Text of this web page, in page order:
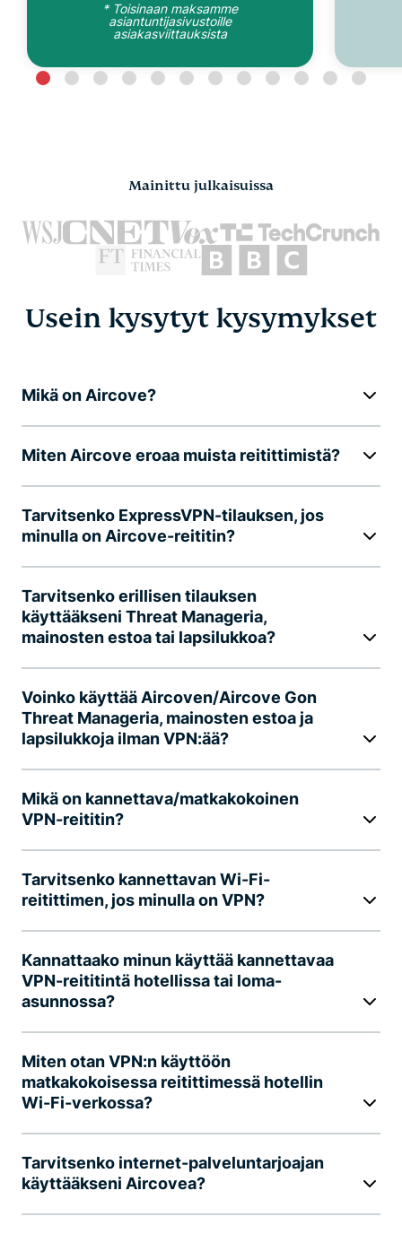
* Toisinaan maksamme
asiantuntijasivustoille
asiakasviittauksista
Mainittu julkaisuissa
Usein kysytyt kysymykset
Mikä on Aircove?
Miten Aircove eroaa muista reitittimistä?
Tarvitsenko ExpressVPN-tilauksen, jos
minulla on Aircove-reititin?
Tarvitsenko erillisen tilauksen
käyttääkseni Threat Manageria,
mainosten estoa tai lapsilukkoa?
Voinko käyttää Aircoven/Aircove Gon
Threat Manageria, mainosten estoa ja
lapsilukkoja ilman VPN:ää?
Mikä on kannettava/matkakokoinen
VPN-reititin?
Tarvitsenko kannettavan Wi-Fi-
reitittimen, jos minulla on VPN?
Kannattaako minun käyttää kannettavaa
VPN-reititintä hotellissa tai loma-
asunnossa?
Miten otan VPN:n käyttöön
matkakokoisessa reitittimessä hotellin
Wi-Fi-verkossa?
Tarvitsenko internet-palveluntarjoajan
käyttääkseni Aircovea?